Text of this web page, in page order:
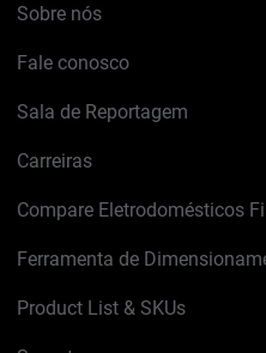
Sobre nós
Fale conosco
Sala de Reportagem
Carreiras
Compare Eletrodomésticos
Ferramenta de
Product List & SKUs